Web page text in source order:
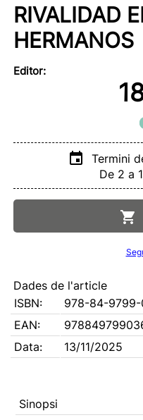
RIVALIDAD
HERMANOS
Editor:
Termini
De 2 a
Dades de l'article
ISBN:
978-84-
EAN:
Data:
13/11/2025
Sinopsi